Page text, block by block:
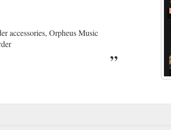
accessories, Orpheus Music